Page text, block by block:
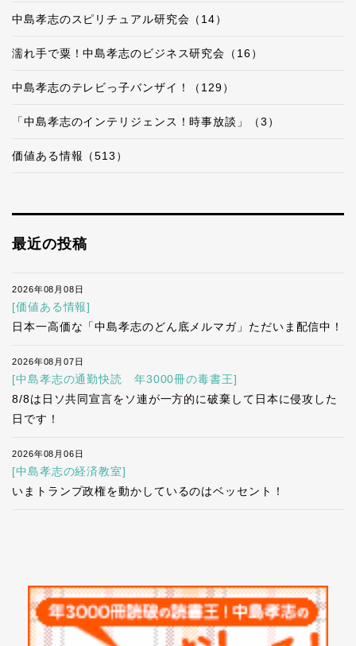
中島孝志のスピリチュアル研究会（14）
濡れ手で粟！中島孝志のビジネス研究会（16）
中島孝志のテレビっ子バンザイ！（129）
「中島孝志のインテリジェンス！時事放談」（3）
価値ある情報（513）
最近の投稿
2026年08月08日
[価値ある情報]
日本一高価な「中島孝志のどん底メルマガ」ただいま配信中！
2026年08月07日
[中島孝志の通勤快読 年3000冊の毒書王]
8/8は日ソ共同宣言をソ連が一方的に破棄して日本に侵攻した
日です！
2026年08月06日
[中島孝志の経済教室]
いまトランプ政権を動かしているのはベッセント！